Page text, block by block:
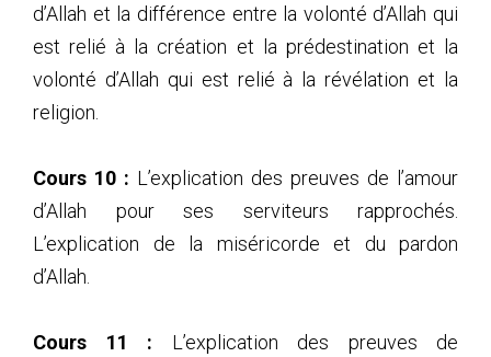
d’Allah et la différence entre la volonté d’Allah qui
est relié à la création et la prédestination et la
volonté d’Allah qui est relié à la révélation et la
religion.
Cours 10 : L’explication des preuves de l’amour
d’Allah pour ses serviteurs rapprochés.
L’explication de la miséricorde et du pardon
d’Allah.
Cours 11 : L’explication des preuves de